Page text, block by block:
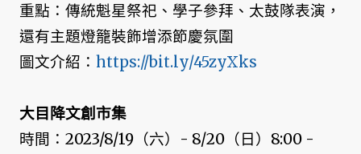
重點：傳統魁星祭祀、學子參拜、太鼓隊表演，
還有主題燈籠裝飾增添節慶氛圍
圖文介紹： https://bit.ly/45zyXks
大目降文創市集
時間：2023/8/19（六）- 8/20（日）8:00 -